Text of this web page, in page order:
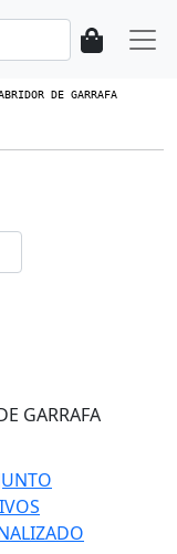
DE GARRAFA
GARRAFA